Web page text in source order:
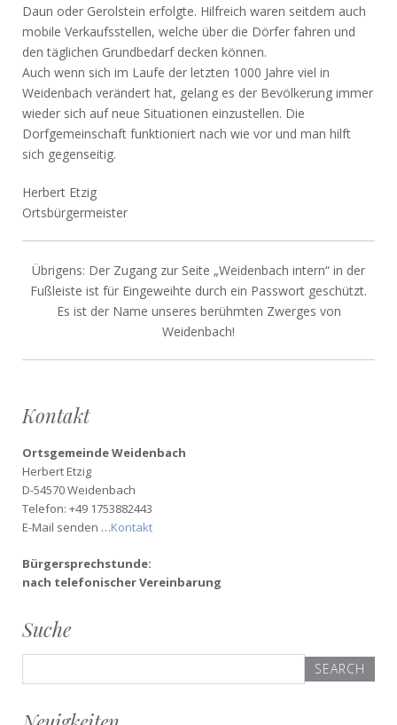
Daun oder Gerolstein erfolgte. Hilfreich waren seitdem auch
mobile Verkaufsstellen, welche über die Dörfer fahren und
den täglichen Grundbedarf decken können.
Auch wenn sich im Laufe der letzten 1000 Jahre viel in
Weidenbach verändert hat, gelang es der Bevölkerung immer
wieder sich auf neue Situationen einzustellen. Die
Dorfgemeinschaft funktioniert nach wie vor und man hilft
sich gegenseitig.
Herbert Etzig
Ortsbürgermeister
Übrigens: Der Zugang zur Seite „Weidenbach intern“ in der
Fußleiste ist für Eingeweihte durch ein Passwort geschützt.
Es ist der Name unseres berühmten Zwerges von
Weidenbach!
Kontakt
Ortsgemeinde Weidenbach
Herbert Etzig
D-54570 Weidenbach
Telefon: +49 1753882443
E-Mail senden …Kontakt
Bürgersprechstunde:
nach telefonischer Vereinbarung
Suche
for: